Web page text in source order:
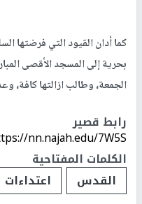
كما أدان القيود التي فرضتها
بحرية إلى المسجد الأقصى
الجمعة، وطالب ازالتها كافة،
رابط قصير
nn.najah.edu/7W5S/
الكلمات المفتاحية
القدس
اعتداءات